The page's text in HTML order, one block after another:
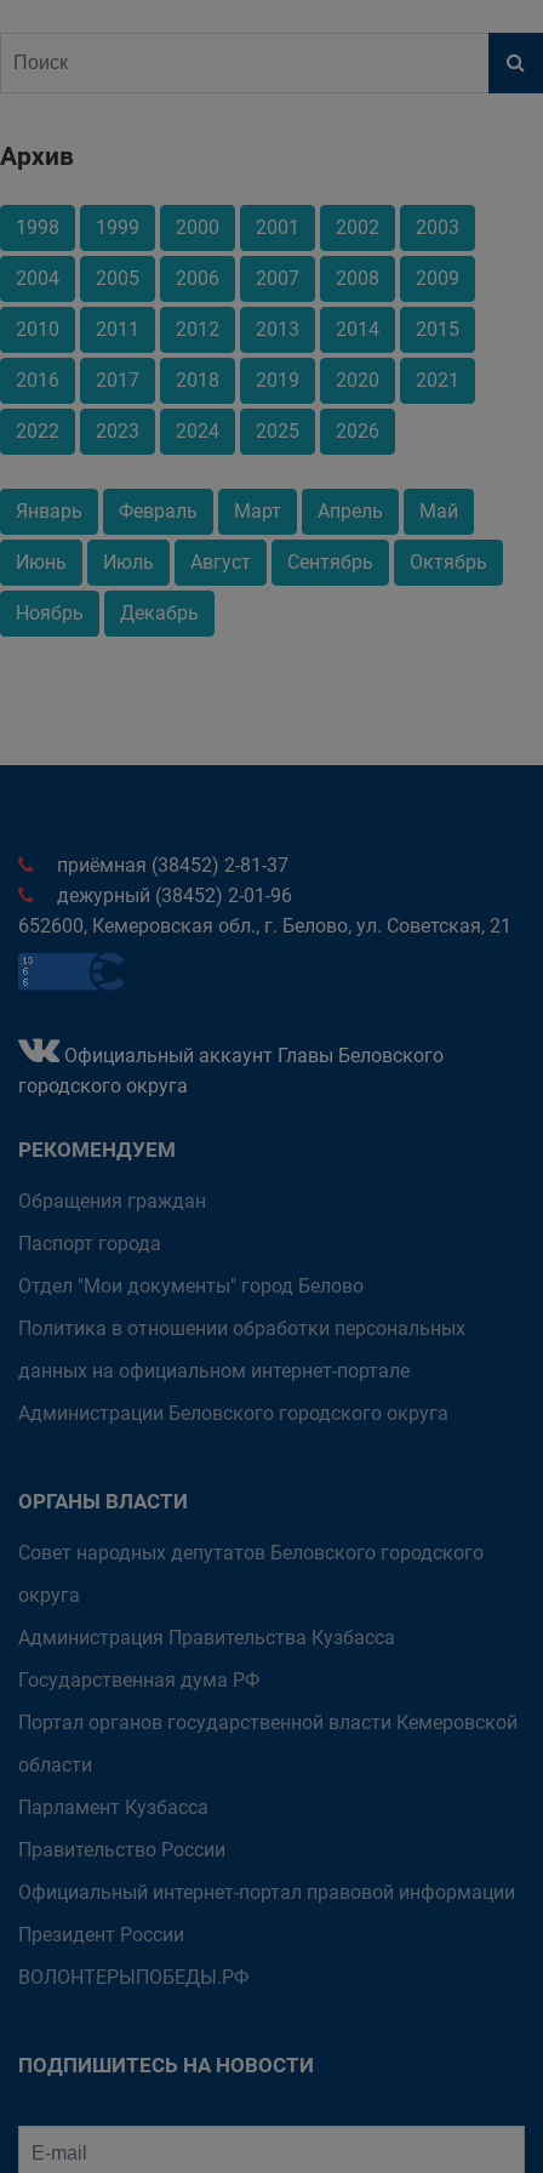
Архив
1998 1999 2000 2001 2002 2003
2004 2005 2006 2007 2008 2009
2010 2011 2012 2013 2014 2015
2016 2017 2018 2019 2020 2021
2022 2023 2024 2025 2026
Январь Февраль Март Апрель Май
Июнь Июль Август Сентябрь Октябрь
Ноябрь Декабрь
приёмная (38452) 2-81-37
дежурный (38452) 2-01-96
652600, Кемеровская обл., г. Белово, ул. Советская, 21
Официальный аккаунт Главы Беловского
городского округа
РЕКОМЕНДУЕМ
Обращения граждан
Паспорт города
Отдел "Мои документы" город Белово
Политика в отношении обработки персональных
данных на официальном интернет-портале
Администрации Беловского городского округа
ОРГАНЫ ВЛАСТИ
Совет народных депутатов Беловского городского
округа
Администрация Правительства Кузбасса
Государственная дума РФ
Портал органов государственной власти Кемеровской
области
Парламент Кузбасса
Правительство России
Официальный интернет-портал правовой информации
Президент России
ВОЛОНТЕРЫПОБЕДЫ.РФ
ПОДПИШИТЕСЬ НА НОВОСТИ